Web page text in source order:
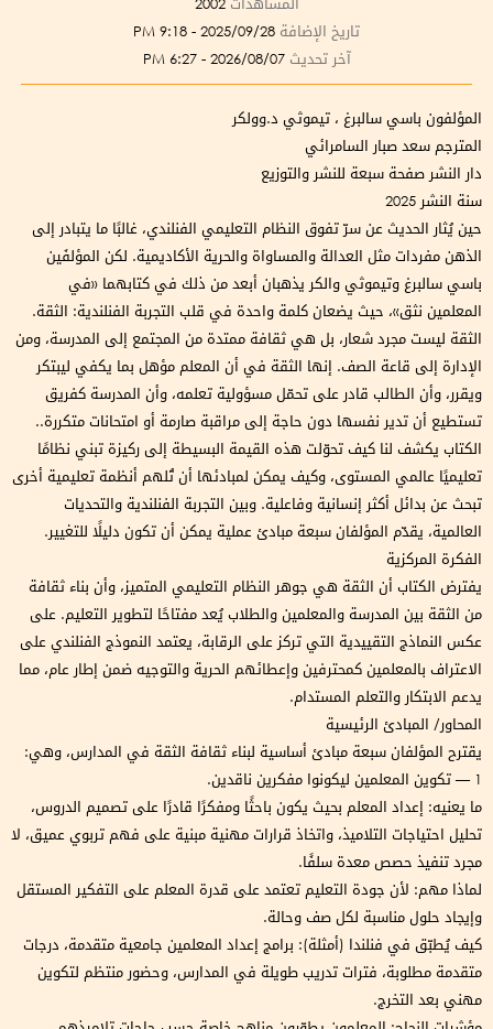
المشاهدات 2002
تاريخ الإضافة 2025/09/28 - 9:18 PM
آخر تحديث 2026/08/07 - 6:27 PM
المؤلفون باسي سالبرغ ، تيموثي د.وولكر
المترجم سعد صبار السامرائي
دار النشر صفحة سبعة للنشر والتوزيع
سنة النشر 2025
حين يُثار الحديث عن سرّ تفوق النظام التعليمي الفنلندي، غالبًا ما يتبادر إلى
الذهن مفردات مثل العدالة والمساواة والحرية الأكاديمية. لكن المؤلفَين
باسي سالبرغ وتيموثي والكر يذهبان أبعد من ذلك في كتابهما «في
المعلمين نثق»، حيث يضعان كلمة واحدة في قلب التجربة الفنلندية: الثقة.
الثقة ليست مجرد شعار، بل هي ثقافة ممتدة من المجتمع إلى المدرسة، ومن
الإدارة إلى قاعة الصف. إنها الثقة في أن المعلم مؤهل بما يكفي ليبتكر
ويقرر، وأن الطالب قادر على تحمّل مسؤولية تعلمه، وأن المدرسة كفريق
تستطيع أن تدير نفسها دون حاجة إلى مراقبة صارمة أو امتحانات متكررة..
الكتاب يكشف لنا كيف تحوّلت هذه القيمة البسيطة إلى ركيزة تبني نظامًا
تعليميًا عالمي المستوى، وكيف يمكن لمبادئها أن تُلهم أنظمة تعليمية أخرى
تبحث عن بدائل أكثر إنسانية وفاعلية. وبين التجربة الفنلندية والتحديات
العالمية، يقدّم المؤلفان سبعة مبادئ عملية يمكن أن تكون دليلًا للتغيير.
الفكرة المركزية
يفترض الكتاب أن الثقة هي جوهر النظام التعليمي المتميز، وأن بناء ثقافة
من الثقة بين المدرسة والمعلمين والطلاب يُعد مفتاحًا لتطوير التعليم. على
عكس النماذج التقييدية التي تركز على الرقابة، يعتمد النموذج الفنلندي على
الاعتراف بالمعلمين كمحترفين وإعطائهم الحرية والتوجيه ضمن إطار عام، مما
يدعم الابتكار والتعلم المستدام.
المحاور/ المبادئ الرئيسية
يقترح المؤلفان سبعة مبادئ أساسية لبناء ثقافة الثقة في المدارس، وهي:
1 — تكوين المعلمين ليكونوا مفكرين ناقدين.
ما يعنيه: إعداد المعلم بحيث يكون باحثًا ومفكرًا قادرًا على تصميم الدروس،
تحليل احتياجات التلاميذ، واتخاذ قرارات مهنية مبنية على فهم تربوي عميق، لا
مجرد تنفيذ حصص معدة سلفًا.
لماذا مهم: لأن جودة التعليم تعتمد على قدرة المعلم على التفكير المستقل
وإيجاد حلول مناسبة لكل صف وحالة.
كيف يُطبّق في فنلندا (أمثلة): برامج إعداد المعلمين جامعية متقدمة، درجات
متقدمة مطلوبة، فترات تدريب طويلة في المدارس، وحضور منتظم لتكوين
مهني بعد التخرج.